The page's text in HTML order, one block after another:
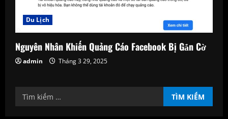
Du Lịch
Nguyên Nhân Khiến Quảng Cáo Facebook Bị Gắn Cờ
admin Tháng 3 29, 2025
Tìm
kiếm